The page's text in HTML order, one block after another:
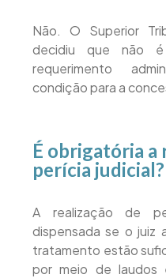
Não. O Superior
decidiu que não é
requerimento
condição para a
É obrigatória a
perícia judicial?
A realização de
dispensada se o juiz
tratamento estão
por meio de laudos